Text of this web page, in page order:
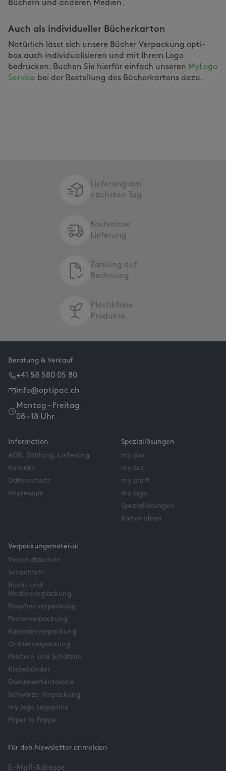
Büchern und anderen Medien.
Auch als individueller Bücherkarton
Natürlich lässt sich unsere Bücher Verpackung opti-
box auch individualisieren und mit Ihrem Logo
bedrucken. Buchen Sie hierfür einfach unseren MyLogo
Service bei der Bestellung des Bücherkartons dazu.
Lieferung am
nächsten Tag
Kostenlose
Lieferung
Zahlung auf
Rechnung
Plastikfreie
Produkte
Beratung & Verkauf
+41 58 580 05 80
info@optipac.ch
Montag – Freitag
08 – 18 Uhr
Information
AGB, Zahlung, Lieferung
Kontakt
Datenschutz
Impressum
Speziallösungen
my box
my cut
my print
my logo
Speziallösungen
Kartonideen
Verpackungsmaterial
Versandtaschen
Schachteln
Buch- und
Medienverpackung
Flaschenverpackung
Posterverpackung
Kalenderverpackung
Ordnerverpackung
Polstern und Schützen
Klebebänder
Dokumententasche
Schwarze Verpackung
my logo Logoprint
Paper la Pappe
Für den Newsletter anmelden